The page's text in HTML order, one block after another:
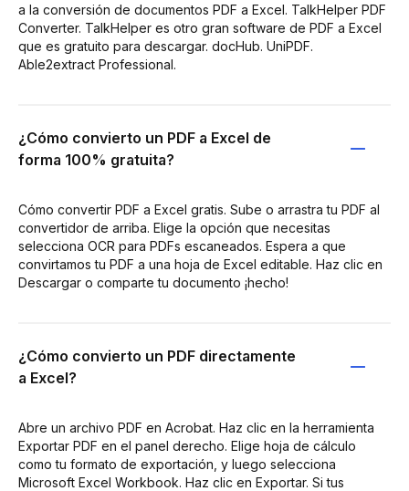
a la conversión de documentos PDF a Excel. TalkHelper PDF
Converter. TalkHelper es otro gran software de PDF a Excel
que es gratuito para descargar. docHub. UniPDF.
Able2extract Professional.
¿Cómo convierto un PDF a Excel de
forma 100% gratuita?
Cómo convertir PDF a Excel gratis. Sube o arrastra tu PDF al
convertidor de arriba. Elige la opción que necesitas
selecciona OCR para PDFs escaneados. Espera a que
convirtamos tu PDF a una hoja de Excel editable. Haz clic en
Descargar o comparte tu documento ¡hecho!
¿Cómo convierto un PDF directamente
a Excel?
Abre un archivo PDF en Acrobat. Haz clic en la herramienta
Exportar PDF en el panel derecho. Elige hoja de cálculo
como tu formato de exportación, y luego selecciona
Microsoft Excel Workbook. Haz clic en Exportar. Si tus